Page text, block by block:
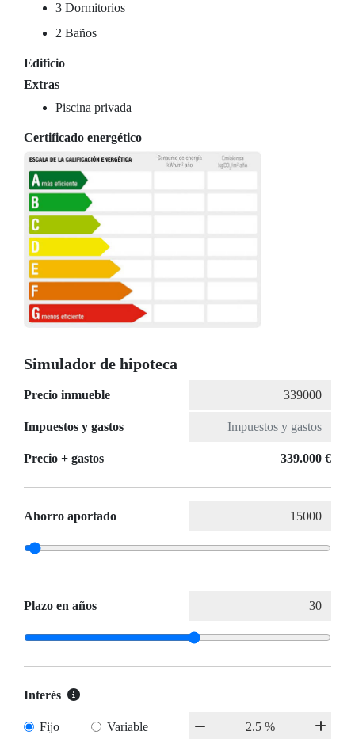
3 Dormitorios
2 Baños
Edificio
Extras
Piscina privada
Certificado energético
Simulador de hipoteca
Precio inmueble
Impuestos y gastos
Precio + gastos 339.000 €
Ahorro aportado
Plazo en años
Interés
Fijo Variable